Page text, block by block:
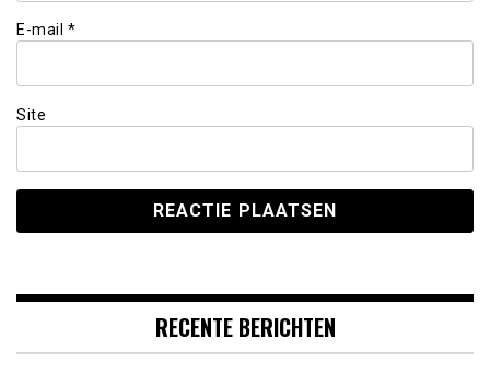
E-mail *
Site
RECENTE BERICHTEN